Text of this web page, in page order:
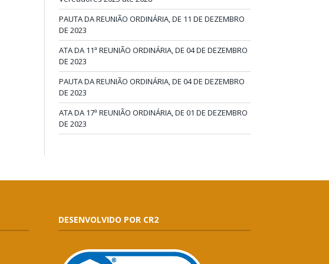
PAUTA DA REUNIÃO ORDINÁRIA, DE 11 DE DEZEMBRO
DE 2023
ATA DA 11ª REUNIÃO ORDINÁRIA, DE 04 DE DEZEMBRO
DE 2023
PAUTA DA REUNIÃO ORDINÁRIA, DE 04 DE DEZEMBRO
DE 2023
ATA DA 17ª REUNIÃO ORDINÁRIA, DE 01 DE DEZEMBRO
DE 2023
DESENVOLVIDO POR CR2